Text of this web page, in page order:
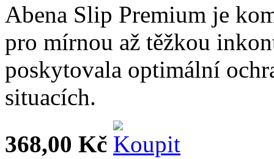
Abena Slip Premium je
pro mírnou až těžkou
poskytovala optimální
situacích.
368,00 Kč